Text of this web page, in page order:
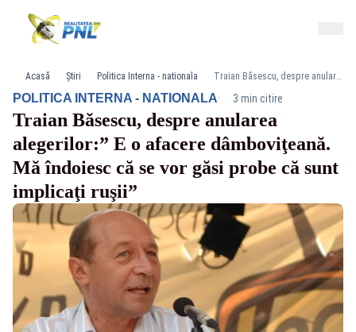
Acasă Știri Politica Interna - nationala Traian Băsescu, despre anularea alegerilor:” E o afacere dâmboviţeană. Mă îndoiesc că se vor găsi probe că sunt implicaţi ruşii”
POLITICA INTERNA - NATIONALA· 3 min citire
Traian Băsescu, despre anularea
alegerilor:” E o afacere dâmboviţeană.
Mă îndoiesc că se vor găsi probe că sunt
implicaţi ruşii”